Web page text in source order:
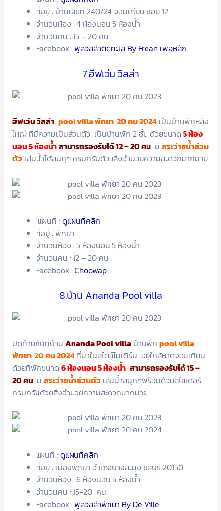
ที่อยู่ : บ้านเลขที่ 240/24 จอมเทียน ซอย 12
จำนวนห้อง : 4 ห้องนอน 5 ห้องน้ำ
จำนวนคน : 15 – 20 คน
Facebook : พูลวิลล่าติดทะเล By Frean เพจหลัก
7.ฮีฟเว่น วิลล่า
ฮีฟเว่น วิลล่า pool villa พัทยา 20 คน 2024 เป็นบ้านพักหลัง
ใหญ่ ที่มีความเป็นส่วนตัว เป็นบ้านพัก 2 ชั้น ด้วยขนาด 5 ห้อง
นอน 5 ห้องน้ำสามารถรองรับได้ 12 – 20 คนมี สระว่ายน้ำส่วน
ตัวเล่นน้ำได้สนกุๆ ครบครันด้วยสิ่งอำนวยความสะดวกมากมาย
แผนที่ : ดูแผนที่คลิก
ที่อยู่ : พัทยา
จำนวนห้อง : 5 ห้องนอน 5 ห้องน้ำ
จำนวนคน : 12 – 20 คน
Facebook : Choowap
8.บ้าน Ananda Pool villa
ปิดท้ายกันที่บ้าน Ananda Pool villaบ้านพัก pool villa
พัทยา 20 คน 2024 ที่มาในสไตล์โมเดิร์น อยู่ใกล้หาดจอมเทียน
ด้วยที่พักขนาด 6 ห้องนอน 5 ห้องน้ำ สามารถรองรับได้ 15 –
20 คนมี สระว่ายน้ำส่วนตัวเล่นน้ำสนุกๆพร้อมด้วยสไลเดอร์
ครบครันด้วยสิ่งอำนวยความสะดวกมากมาย
แผนที่ : ดูแผนที่คลิก
ที่อยู่ : เมืองพัทยา อำเภอบางละมุง ชลบุรี 20150
จำนวนห้อง : 6 ห้องนอน 5 ห้องน้ำ
จำนวนคน : 15-20 คน
Facebook : พูลวิลล่าพัทยา By De Ville